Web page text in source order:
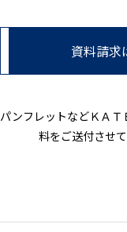
資料請求
パンフレットなどＫＡ
料をご送付させ